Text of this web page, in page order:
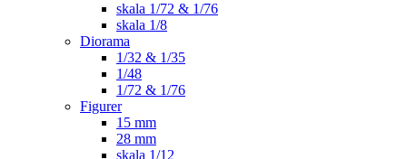
skala 1/72 & 1/76
skala 1/8
Diorama
1/32 & 1/35
1/48
1/72 & 1/76
Figurer
15 mm
28 mm
skala 1/12